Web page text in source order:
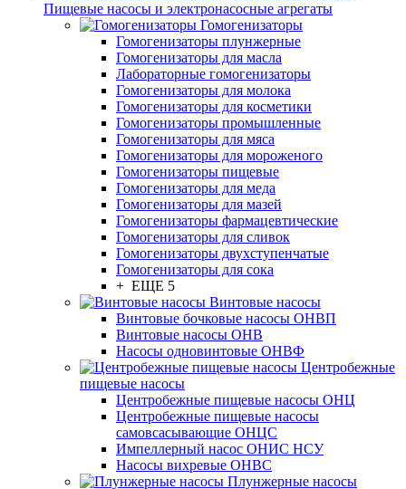
Пищевые насосы и электронасосные агрегаты
Гомогенизаторы
Гомогенизаторы плунжерные
Гомогенизаторы для масла
Лабораторные гомогенизаторы
Гомогенизаторы для молока
Гомогенизаторы для косметики
Гомогенизаторы промышленные
Гомогенизаторы для мяса
Гомогенизаторы для мороженого
Гомогенизаторы пищевые
Гомогенизаторы для меда
Гомогенизаторы для мазей
Гомогенизаторы фармацевтические
Гомогенизаторы для сливок
Гомогенизаторы двухступенчатые
Гомогенизаторы для сока
+ ЕЩЕ 5
Винтовые насосы
Винтовые бочковые насосы ОНВП
Винтовые насосы ОНВ
Насосы одновинтовые ОНВФ
Центробежные
пищевые насосы
Центробежные пищевые насосы ОНЦ
Центробежные пищевые насосы
самовсасывающие ОНЦС
Импеллерный насос ОНИС НСУ
Насосы вихревые ОНВС
Плунжерные насосы